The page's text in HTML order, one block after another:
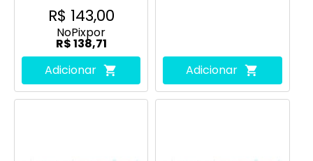
R$ 143,00
NoPixpor
R$ 138,71
Adicionar
Adicionar